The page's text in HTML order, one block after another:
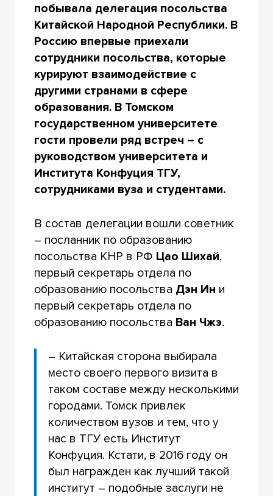
побывала делегация посольства
Китайской Народной Республики. В
Россию впервые приехали
сотрудники посольства, которые
курируют взаимодействие с
другими странами в сфере
образования. В Томском
государственном университете
гости провели ряд встреч – с
руководством университета и
Института Конфуция ТГУ,
сотрудниками вуза и студентами.
В состав делегации вошли советник
– посланник по образованию
посольства КНР в РФ Цао Шихай,
первый секретарь отдела по
образованию посольства Дэн Ин и
первый секретарь отдела по
образованию посольства Ван Чжэ.
– Китайская сторона выбирала
место своего первого визита в
таком составе между несколькими
городами. Томск привлек
количеством вузов и тем, что у
нас в ТГУ есть Институт
Конфуция. Кстати, в 2016 году он
был награжден как лучший такой
институт – подобные заслуги не